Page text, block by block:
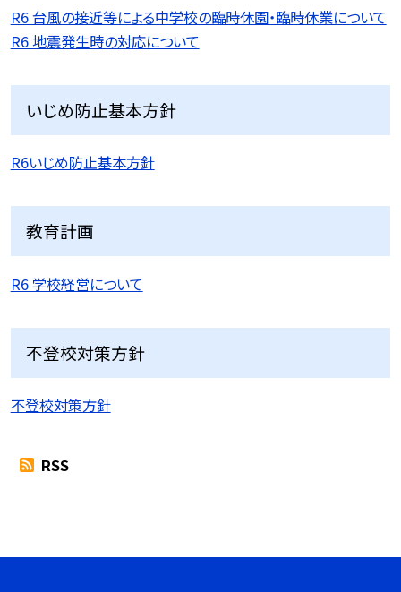
R6 台風の接近等による中学校の臨時休園・臨時休業について
R6 地震発生時の対応について
いじめ防止基本方針
R6いじめ防止基本方針
教育計画
R6 学校経営について
不登校対策方針
不登校対策方針
RSS